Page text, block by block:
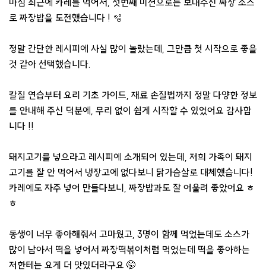
로 짜장밥을 도전했습니다 ! 🫧
정말 간단한 레시피에 사실 많이 놀랐는데, 그만큼 첫 시작으로 좋을
것 같아 선택했습니다.
칼질 연습부터 요리 기초 가이드, 재료 손질법까지 정말 다양한 정보
를 안내해 주신 덕분에, 무리 없이 쉽게 시작할 수 있었어요 감사합
니다 !!
돼지고기를 넣으라고 레시피에 소개되어 있는데, 저희 가족이 돼지
고기를 잘 안 먹어서 냉장고에 없다보니 닭가슴살로 대체했습니다!
카레에도 자주 넣어 만들다보니, 짜장밥과도 잘 어울려 좋았어요 ㅎ
ㅎ
동생이 너무 좋아해줘서 고마웠고, 3명이 함께 먹었는데도 소스가
많이 남아서 떡을 넣어서 짜장떡볶이처럼 먹었는데 떡을 좋아하는
저한테는 요게 더 맛있더라구요 🤭